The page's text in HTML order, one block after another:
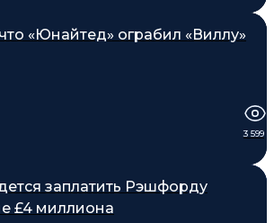
«Юнайтед» ограбил «Виллу»
3 599
заплатить Рэшфорду
£4 миллиона